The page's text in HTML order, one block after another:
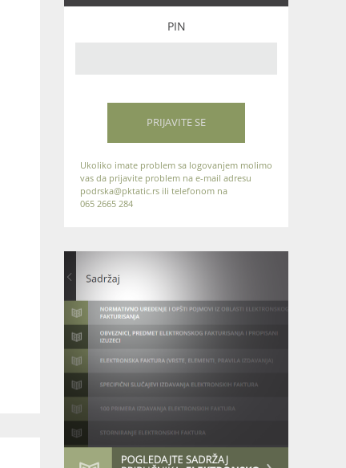
PIN
PRIJAVITE SE
Ukoliko imate problem sa logovanjem molimo
vas da prijavite problem na e-mail adresu
podrska@pktatic.rs ili telefonom na
065 2665 284